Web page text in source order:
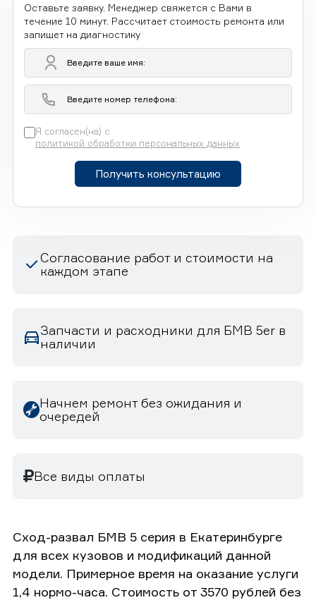
Оставьте заявку. Менеджер свяжется с Вами в
течение 10 минут. Рассчитает стоимость ремонта или
запишет на диагностику
Я согласен(на) с
политикой обработки персональных данных
Получить консультацию
Согласование работ и стоимости на
каждом этапе
Запчасти и расходники для БМВ 5er в
наличии
Начнем ремонт без ожидания и
очередей
Все виды оплаты
Сход-развал БМВ 5 серия в Екатеринбурге
для всех кузовов и модификаций данной
модели. Примерное время на оказание услуги
1,4 нормо-часа. Стоимость от 3570 рублей без